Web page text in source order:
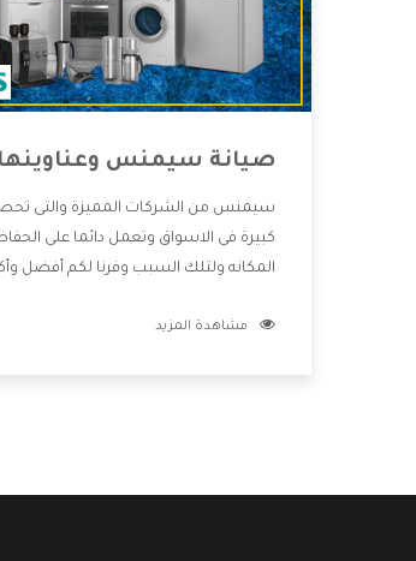
صيانة سيمنس وعناوينها
سيمنس من الشركات المميزة والتى
كبيرة فى الاسواق وتعمل دائما على
المكانه ولتلك السبب وفرنا لكم أفضل
ويستطيع القيام بتصليح جميع المنتجات
مشاهدة المزيد